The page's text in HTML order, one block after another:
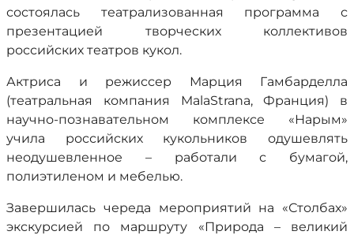
состоялась театрализованная программа с
презентацией творческих коллективов
российских театров кукол.
Актриса и режиссер Марция Гамбарделла
(театральная компания MalaStrana, Франция) в
научно-познавательном комплексе «Нарым»
учила российских кукольников одушевлять
неодушевленное – работали с бумагой,
полиэтиленом и мебелью.
Завершилась череда мероприятий на «Столбах»
экскурсией по маршруту «Природа – великий